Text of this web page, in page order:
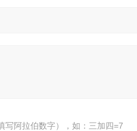
写阿拉伯数字），如：三加四=7